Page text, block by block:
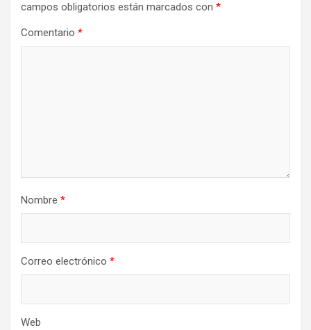
campos obligatorios están marcados con *
Comentario *
Nombre *
Correo electrónico *
Web